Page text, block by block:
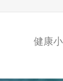
健康